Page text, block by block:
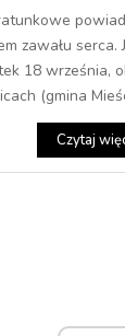
zawału serca.
18 września,
(gmina
Czytaj